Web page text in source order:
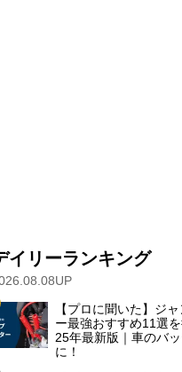
イリーランキング
【プロに聞いた】ジ
ー最強おすすめ11選
25年最新版｜車のバ
に！